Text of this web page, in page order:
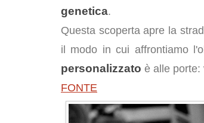
genetica.
Questa scoperta apre la
il modo in cui affrontiamo
personalizzato è alle porte:
FONTE